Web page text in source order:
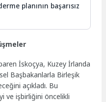
planının başarısız
İskoçya, Kuzey İrlanda
Başbakanlarla Birleşik
açıkladı. Bu
ve işbirliğini öncelikli